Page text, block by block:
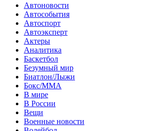
Автоновости
Автособытия
Автоспорт
Автоэксперт
Актеры
Аналитика
Баскетбол
Безумный мир
Биатлон/Лыжи
Бокс/MMA
В мире
В России
Вещи
Военные новости